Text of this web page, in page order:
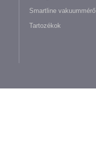
Smartline vakuummérő
Tartozékok